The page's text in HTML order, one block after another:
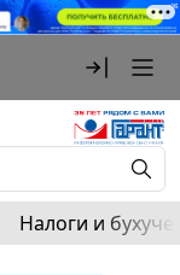
Налоги и